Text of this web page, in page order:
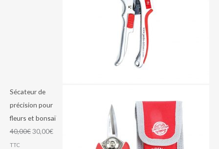
Sécateur de
précision pour
fleurs et bonsaï
40,00€30,00€
TTC